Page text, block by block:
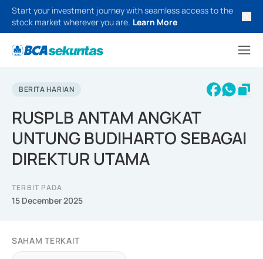
Start your investment journey with seamless access to the
stock market wherever you are. Learn More
BERITA HARIAN
RUSPLB ANTAM ANGKAT
UNTUNG BUDIHARTO SEBAGAI
DIREKTUR UTAMA
TERBIT PADA
15 December 2025
SAHAM TERKAIT